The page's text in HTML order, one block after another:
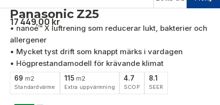
Panasonic Z25
17 449,00kr
• nanoe™ X luftrening som reducerar lukt, bakterier och
allergener
• Mycket tyst drift som knappt märks i vardagen
• Högprestandamodell för krävande klimat
69 m2
Standardvärme
115 m2
Extra uppvärmning
4.7
SCOP
8.1
SEER